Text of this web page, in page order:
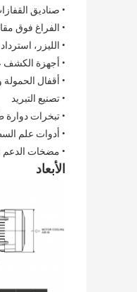
• صناديق
• الفراغ فوق
• الليزر،
• أجهزة الكشف
• أقفال
• تصنيع التبريد
• تبخرات
• أدوات علم
• مضخات الدعم
الأبعاد